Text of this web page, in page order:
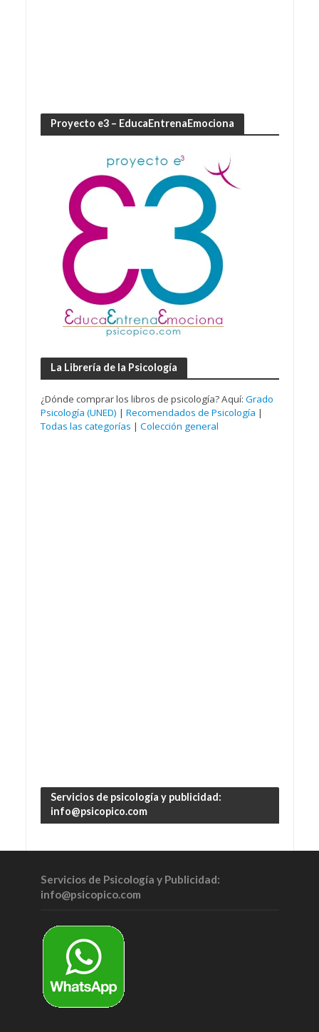
Proyecto e3 – EducaEntrenaEmociona
La Librería de la Psicología
¿Dónde comprar los libros de psicología? Aquí: Grado
Psicología (UNED) | Recomendados de Psicología |
Todas las categorías | Colección general
Servicios de psicología y publicidad:
info@psicopico.com
Servicios de Psicología y Publicidad:
info@psicopico.com